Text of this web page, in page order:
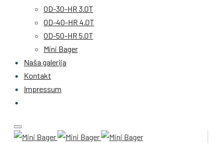
OD-30-HR 3.0T
OD-40-HR 4.0T
OD-50-HR 5.0T
Mini Bager
Naša galerija
Kontakt
Impressum